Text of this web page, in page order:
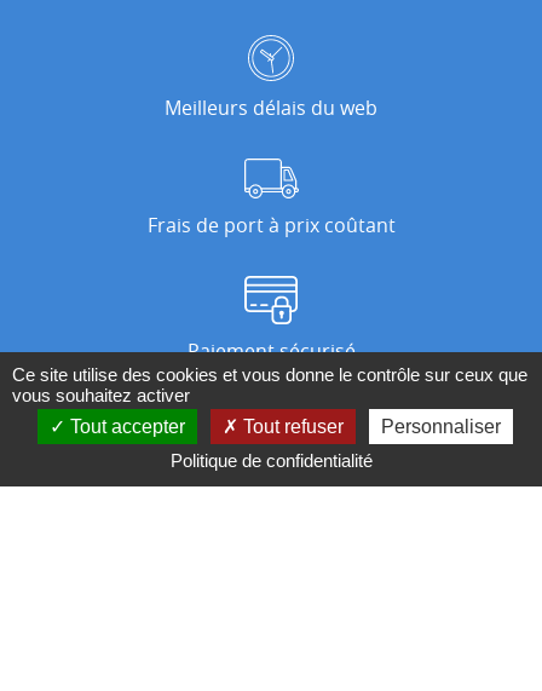
Meilleurs délais du web
Frais de port à prix coûtant
Paiement sécurisé
Nos magasins
Ce site utilise des cookies et vous donne le contrôle sur ceux que
vous souhaitez activer
Tout accepter
Tout refuser
Personnaliser
Politique de confidentialité